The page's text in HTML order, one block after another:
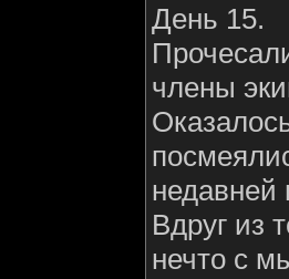
День 15.
члены
недавней
Вдруг из
нечто с